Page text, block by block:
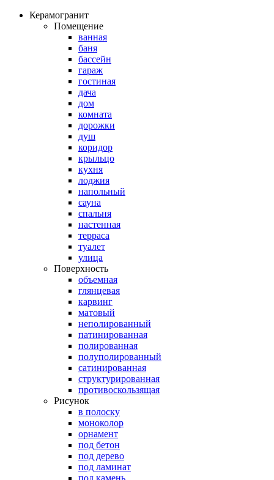
Керамогранит
Помещение
ванная
баня
бассейн
гараж
гостиная
дача
дом
комната
дорожки
душ
коридор
крыльцо
кухня
лоджия
напольный
сауна
спальня
настенная
терраса
туалет
улица
Поверхность
объемная
глянцевая
карвинг
матовый
неполированный
патинированная
полированная
полуполированный
сатинированная
структурированная
противоскользящая
Рисунок
в полоску
моноколор
орнамент
под бетон
под дерево
под ламинат
под камень